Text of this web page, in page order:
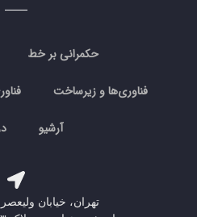
حکمرانی بر خط
فناوری‌ها و زیرساخت
آرشیو
تهران، خیابان